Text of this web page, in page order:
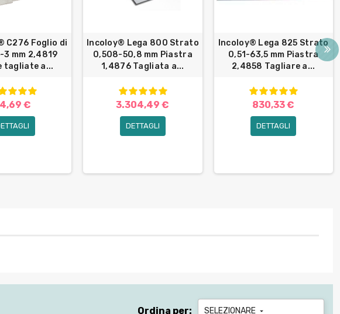
C276 Foglio di
3 mm 2,4819
tagliate a...
€
Incoloy® Lega 800 Strato
0,508-50,8 mm Piastra
1,4876 Tagliata a...
3.304,49 €
DETTAGLI
Incoloy® Lega 825 Strato
0,51-63,5 mm Piastra
2,4858 Tagliare a...
830,33 €
DETTAGLI
Ordina per: SELEZIONARE 